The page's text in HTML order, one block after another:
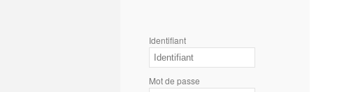
Identifiant
Mot de passe